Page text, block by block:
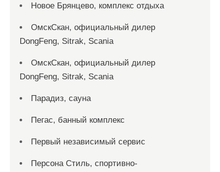
Новое Брянцево, комплекс отдыха
ОмскСкан, официальный дилер
DongFeng, Sitrak, Scania
ОмскСкан, официальный дилер
DongFeng, Sitrak, Scania
Парадиз, сауна
Пегас, банный комплекс
Первый независимый сервис
Персона Стиль, спортивно-